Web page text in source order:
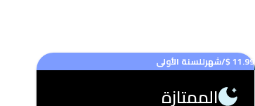
11.99 $ /شهرللسنة الأولى
الممتازة